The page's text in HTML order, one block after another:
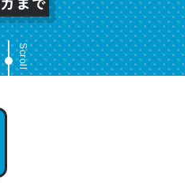
Scroll
ーなんだろうなと凄く思
文もお勧め。自分はこの流
Then Covid hit. Shit.
by ラーズ・ヌートバー